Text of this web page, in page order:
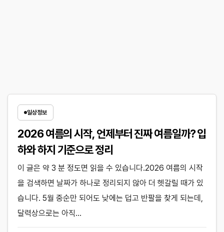
일상정보
2026 여름의 시작, 언제부터 진짜 여름일까? 입
하와 하지 기준으로 정리
이 글은 약 3 분 정도면 읽을 수 있습니다.2026 여름의 시작
을 검색하면 날짜가 하나로 정리되지 않아 더 헷갈릴 때가 있
습니다. 5월 중순만 되어도 낮에는 덥고 반팔을 찾게 되는데,
달력상으로는 아직…